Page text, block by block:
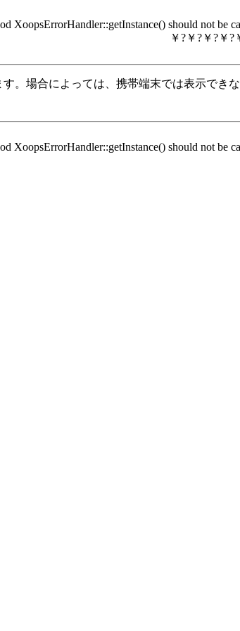
XoopsErrorHandler::getInstance() should not be
￥?￥?￥?￥?
。場合によっては、携帯端末では表示できな
XoopsErrorHandler::getInstance() should not be